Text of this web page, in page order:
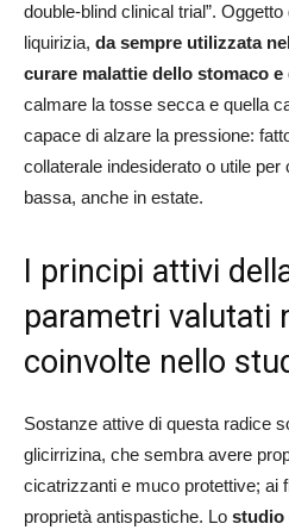
double-blind clinical trial”.
liquirizia, da sempre utilizzata
curare malattie dello stomaco e
calmare la tosse secca e quella
capace di alzare la pressione:
collaterale indesiderato o utile
bassa, anche in estate.
I principi attivi
parametri valutati
coinvolte nello
Sostanze attive di questa radice
glicirrizina, che sembra avere
cicatrizzanti e muco protettive; ai
proprietà antispastiche. Lo studio